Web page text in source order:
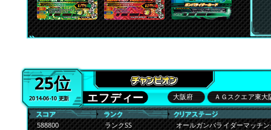
25位
2014-06-10 更新 エフディー 大阪府 ＡＧスクエア東大
588800 ランクSS オールガンバライダーマッチ